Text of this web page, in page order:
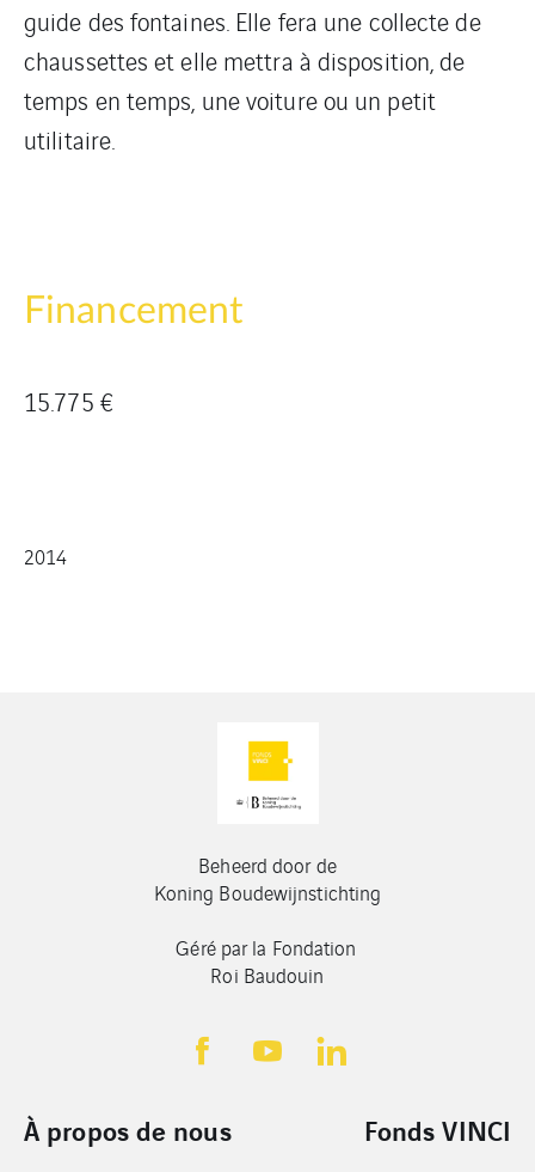
guide des fontaines. Elle fera une collecte de
chaussettes et elle mettra à disposition, de
temps en temps, une voiture ou un petit
utilitaire.
Financement
15.775 €
2014
Beheerd door de
Koning Boudewijnstichting
Géré par la Fondation
Roi Baudouin
À propos de nous Fonds VINCI